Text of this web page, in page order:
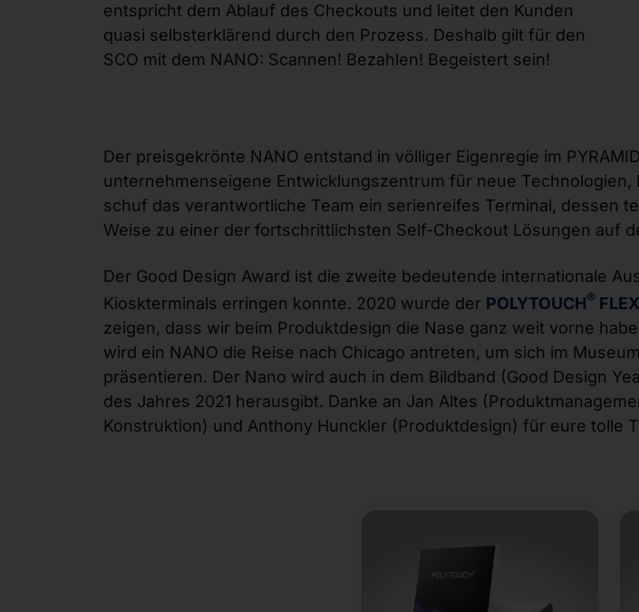
entspricht dem Ablauf des Checkouts und leitet den Kunden
quasi selbsterklärend durch den Prozess. Deshalb gilt für den
SCO mit dem NANO: Scannen! Bezahlen! Begeistert sein!
Der preisgekrönte NANO entstand in völliger Eigenregie im
unternehmenseigene Entwicklungszentrum für neue
schuf das verantwortliche Team ein serienreifes Terminal, dessen
Weise zu einer der fortschrittlichsten Self-Checkout Lösungen auf
Der Good Design Award ist die zweite bedeutende internationale
Kioskterminals erringen konnte. 2020 wurde der POLYTOUCH® FLEX
zeigen, dass wir beim Produktdesign die Nase ganz weit vorne
wird ein NANO die Reise nach Chicago antreten, um sich im
präsentieren. Der Nano wird auch in dem Bildband (Good Design
des Jahres 2021 herausgibt. Danke an Jan Altes
Konstruktion) und Anthony Hunckler (Produktdesign) für eure tolle